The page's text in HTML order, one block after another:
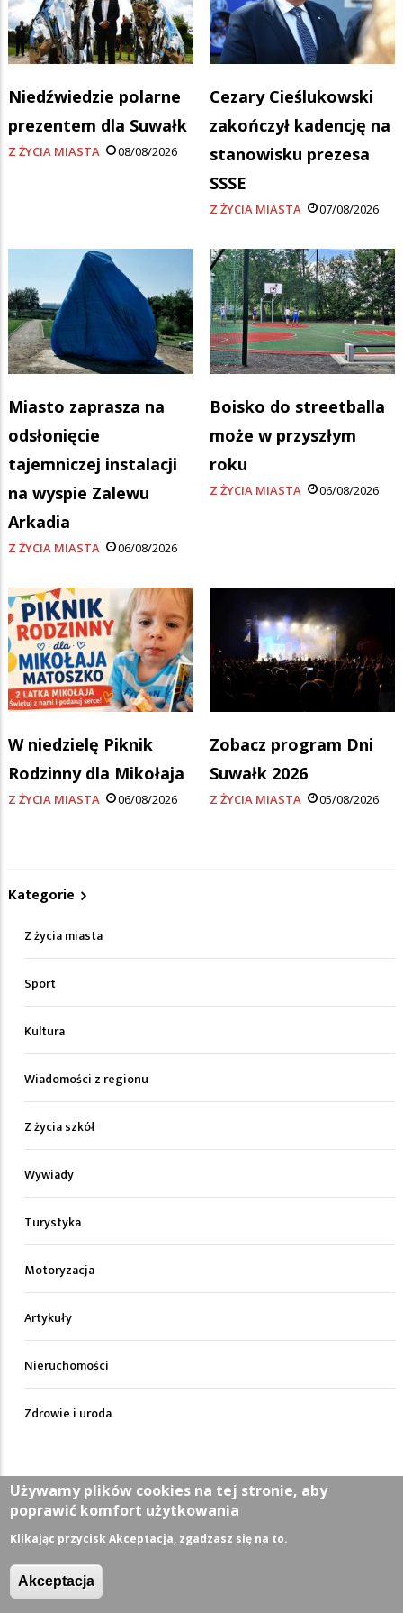
Niedźwiedzie polarne
prezentem dla Suwałk
Z ŻYCIA MIASTA 08/08/2026
Cezary Cieślukowski
zakończył kadencję na
stanowisku prezesa
SSSE
Z ŻYCIA MIASTA 07/08/2026
Miasto zaprasza na
odsłonięcie
tajemniczej instalacji
na wyspie Zalewu
Arkadia
Z ŻYCIA MIASTA 06/08/2026
Boisko do streetballa
może w przyszłym
roku
Z ŻYCIA MIASTA 06/08/2026
W niedzielę Piknik
Rodzinny dla Mikołaja
Z ŻYCIA MIASTA 06/08/2026
Zobacz program Dni
Suwałk 2026
Z ŻYCIA MIASTA 05/08/2026
Kategorie
Z życia miasta
Sport
Kultura
Wiadomości z regionu
Z życia szkół
Wywiady
Turystyka
Motoryzacja
Artykuły
Nieruchomości
Zdrowie i uroda
Używamy plików cookies na tej stronie, aby
poprawić komfort użytkowania
Klikając przycisk Akceptacja, zgadzasz się na to.
Akceptacja